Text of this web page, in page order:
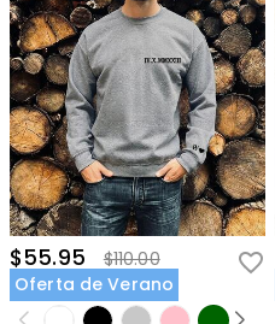
$55.95
$110.00
Oferta de Verano